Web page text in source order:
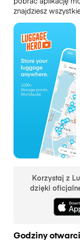
znajdziesz
Korzystaj z
dzięki
Godziny